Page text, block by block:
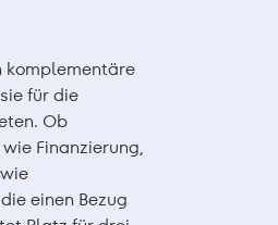
komplementäre
für die
Ob
Finanzierung,
einen Bezug